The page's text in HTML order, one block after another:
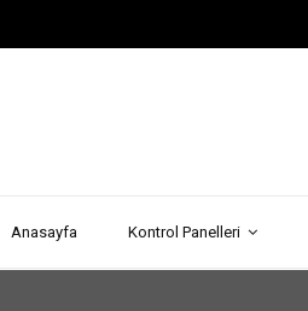
Anasayfa Kontrol Panelleri